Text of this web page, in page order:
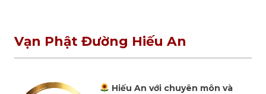
Vạn Phật Đường Hiếu An
Hiếu An với chuyên môn và